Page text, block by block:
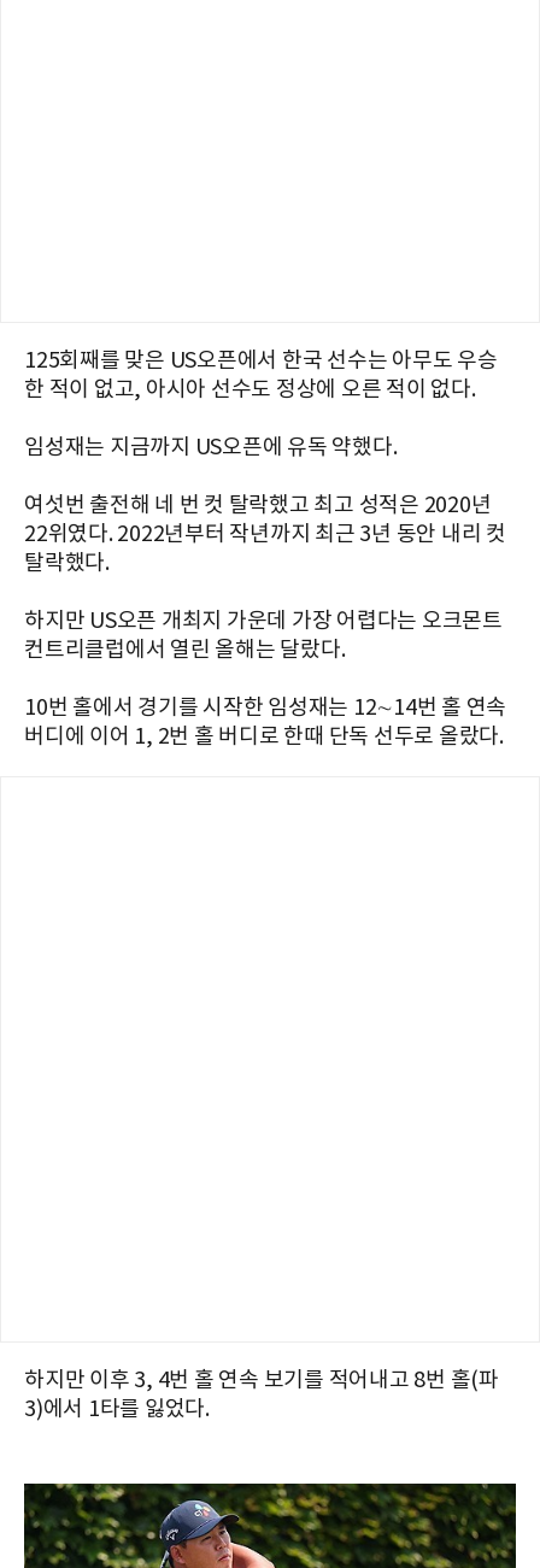
125회째를 맞은 US오픈에서 한국 선수는 아무도 우승
한 적이 없고, 아시아 선수도 정상에 오른 적이 없다.
임성재는 지금까지 US오픈에 유독 약했다.
여섯번 출전해 네 번 컷 탈락했고 최고 성적은 2020년
22위였다. 2022년부터 작년까지 최근 3년 동안 내리 컷
탈락했다.
하지만 US오픈 개최지 가운데 가장 어렵다는 오크몬트
컨트리클럽에서 열린 올해는 달랐다.
10번 홀에서 경기를 시작한 임성재는 12∼14번 홀 연속
버디에 이어 1, 2번 홀 버디로 한때 단독 선두로 올랐다.
하지만 이후 3, 4번 홀 연속 보기를 적어내고 8번 홀(파
3)에서 1타를 잃었다.